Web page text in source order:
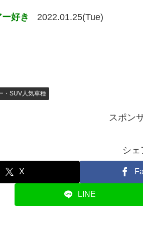
好き 2022.01.25(Tue)
・SUV人気車種
スポン
シェ
X
LINE